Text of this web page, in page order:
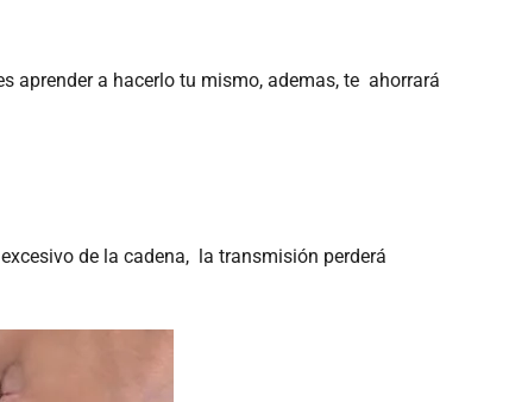
aprender a hacerlo tu mismo, ademas, te ahorrará
de la cadena, la transmisión perderá